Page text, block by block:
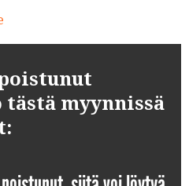
myynnissä